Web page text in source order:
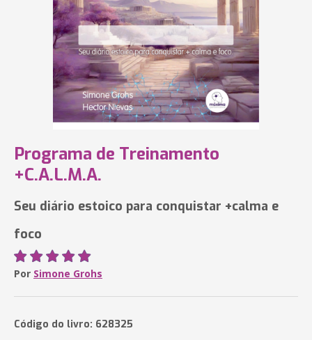
Programa de Treinamento
+C.A.L.M.A.
Seu diário estoico para conquistar +calma e
foco
Por Simone Grohs
Código do livro: 628325